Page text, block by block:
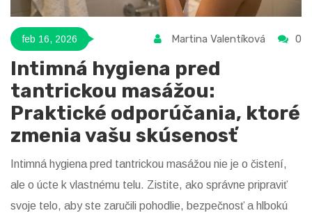
feb 16, 2026 Martina Valentíková 0
Intimná hygiena pred
tantrickou masážou:
Praktické odporúčania, ktoré
zmenia vašu skúsenosť
Intimná hygiena pred tantrickou masážou nie je o čistení,
ale o úcte k vlastnému telu. Zistite, ako správne pripraviť
svoje telo, aby ste zaručili pohodlie, bezpečnosť a hlbokú